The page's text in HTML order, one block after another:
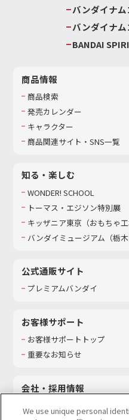
バンダイナ
バンダイナ
BANDAI
商品情報
商品検索
発売カレンダー
キャラクター
商品関連サイト・SNS一覧
知る・楽しむ
WONDER! SCHOOL
トーマス・エジソン特別展
キッザニア東京（おもちゃ工
バンダイミュージアム（栃木
公式通販サイト
プレミアムバンダイ
お客様サポート
お客様サポートトップ
重要なお知らせ
会社・採用情報
We use unique personal